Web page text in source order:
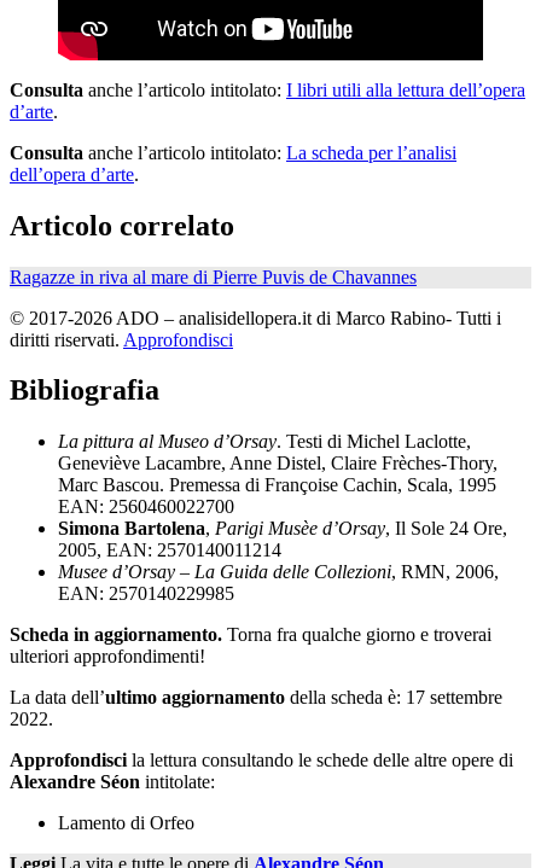
Consulta anche l’articolo intitolato: I libri utili alla lettura dell’opera
d’arte.
Consulta anche l’articolo intitolato: La scheda per l’analisi
dell’opera d’arte.
Articolo correlato
Ragazze in riva al mare di Pierre Puvis de Chavannes
© 2017-2026 ADO – analisidellopera.it di Marco Rabino- Tutti i
diritti riservati. Approfondisci
Bibliografia
La pittura al Museo d’Orsay. Testi di Michel Laclotte,
Geneviève Lacambre, Anne Distel, Claire Frèches-Thory,
Marc Bascou. Premessa di Françoise Cachin, Scala, 1995
EAN: 2560460022700
Simona Bartolena, Parigi Musèe d’Orsay, Il Sole 24 Ore,
2005, EAN: 2570140011214
Musee d’Orsay – La Guida delle Collezioni, RMN, 2006,
EAN: 2570140229985
Scheda in aggiornamento. Torna fra qualche giorno e troverai
ulteriori approfondimenti!
La data dell’ultimo aggiornamento della scheda è: 17 settembre
2022.
Approfondisci la lettura consultando le schede delle altre opere di
Alexandre Séon intitolate:
Lamento di Orfeo